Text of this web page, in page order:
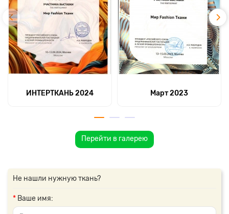
ИНТЕРТКАНЬ 2024 Март 2023
Перейти в галерею
Не нашли нужную ткань?
Ваше имя: